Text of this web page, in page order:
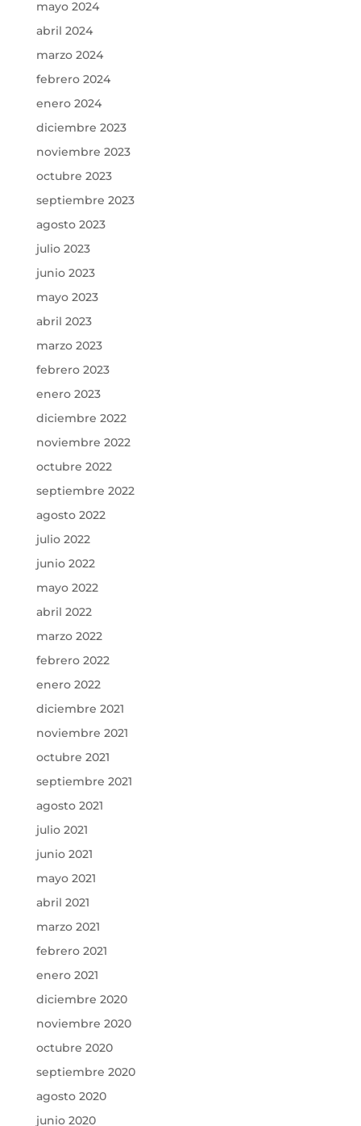
mayo 2024
abril 2024
marzo 2024
febrero 2024
enero 2024
diciembre 2023
noviembre 2023
octubre 2023
septiembre 2023
agosto 2023
julio 2023
junio 2023
mayo 2023
abril 2023
marzo 2023
febrero 2023
enero 2023
diciembre 2022
noviembre 2022
octubre 2022
septiembre 2022
agosto 2022
julio 2022
junio 2022
mayo 2022
abril 2022
marzo 2022
febrero 2022
enero 2022
diciembre 2021
noviembre 2021
octubre 2021
septiembre 2021
agosto 2021
julio 2021
junio 2021
mayo 2021
abril 2021
marzo 2021
febrero 2021
enero 2021
diciembre 2020
noviembre 2020
octubre 2020
septiembre 2020
agosto 2020
junio 2020